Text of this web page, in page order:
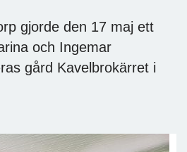
gjorde den 17 maj ett
och Ingemar
gård Kavelbrokärret i